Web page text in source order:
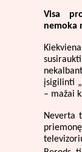
Visa
nemoka
įsigilinti
– mažai
Neverta